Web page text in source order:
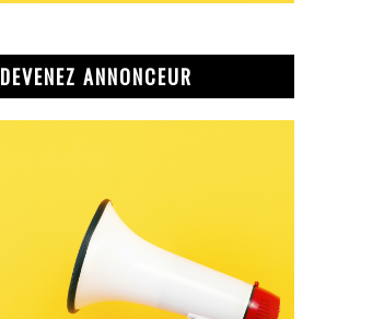
DEVENEZ ANNONCEUR